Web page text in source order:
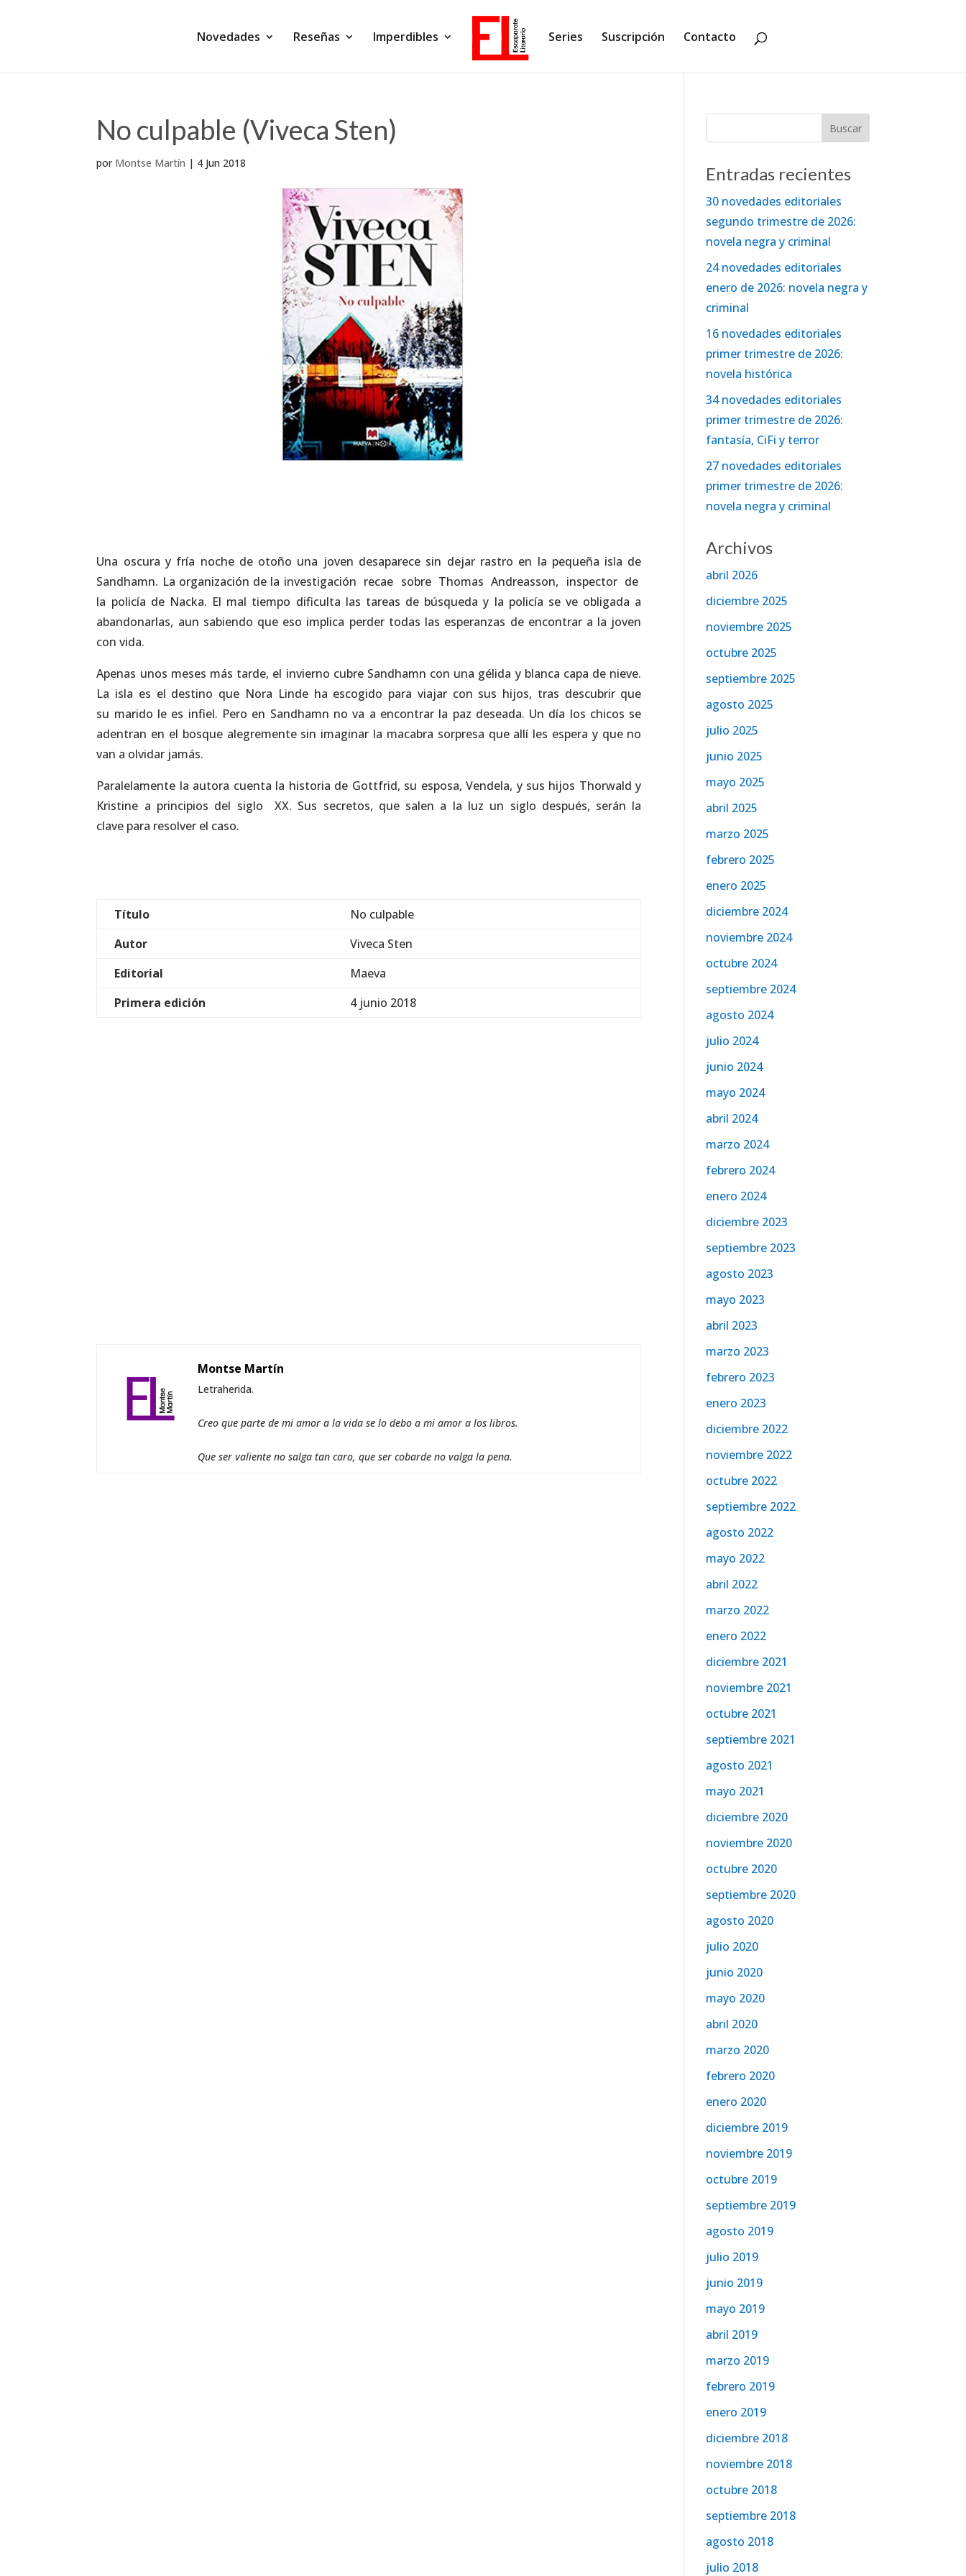
Novedades Reseñas Imperdibles Series Suscripción Contacto
No culpable (Viveca Sten)
por Montse Martín | 4 Jun 2018
Una oscura y fría noche de otoño una joven desaparece sin dejar rastro en la pequeña isla de
Sandhamn. La organización de la investigación recae sobre Thomas Andreasson, inspector de
la policía de Nacka. El mal tiempo dificulta las tareas de búsqueda y la policía se ve obligada a
abandonarlas, aun sabiendo que eso implica perder todas las esperanzas de encontrar a la joven
con vida.
Apenas unos meses más tarde, el invierno cubre Sandhamn con una gélida y blanca capa de nieve.
La isla es el destino que Nora Linde ha escogido para viajar con sus hijos, tras descubrir que
su marido le es infiel. Pero en Sandhamn no va a encontrar la paz deseada. Un día los chicos se
adentran en el bosque alegremente sin imaginar la macabra sorpresa que allí les espera y que no
van a olvidar jamás.
Paralelamente la autora cuenta la historia de Gottfrid, su esposa, Vendela, y sus hijos Thorwald y
Kristine a principios del siglo XX. Sus secretos, que salen a la luz un siglo después, serán la
clave para resolver el caso.
Título
No culpable
Autor
Viveca Sten
Editorial
Maeva
Primera edición
4 junio 2018
Montse Martín
Letraherida.
Creo que parte de mi amor a la vida se lo debo a mi amor a los libros.
Que ser valiente no salga tan caro, que ser cobarde no valga la pena.
Entradas recientes
30 novedades editoriales
segundo trimestre de 2026:
novela negra y criminal
24 novedades editoriales
enero de 2026: novela negra y
criminal
16 novedades editoriales
primer trimestre de 2026:
novela histórica
34 novedades editoriales
primer trimestre de 2026:
fantasía, CiFi y terror
27 novedades editoriales
primer trimestre de 2026:
novela negra y criminal
Archivos
abril 2026
diciembre 2025
noviembre 2025
octubre 2025
septiembre 2025
agosto 2025
julio 2025
junio 2025
mayo 2025
abril 2025
marzo 2025
febrero 2025
enero 2025
diciembre 2024
noviembre 2024
octubre 2024
septiembre 2024
agosto 2024
julio 2024
junio 2024
mayo 2024
abril 2024
marzo 2024
febrero 2024
enero 2024
diciembre 2023
septiembre 2023
agosto 2023
mayo 2023
abril 2023
marzo 2023
febrero 2023
enero 2023
diciembre 2022
noviembre 2022
octubre 2022
septiembre 2022
agosto 2022
mayo 2022
abril 2022
marzo 2022
enero 2022
diciembre 2021
noviembre 2021
octubre 2021
septiembre 2021
agosto 2021
mayo 2021
diciembre 2020
noviembre 2020
octubre 2020
septiembre 2020
agosto 2020
julio 2020
junio 2020
mayo 2020
abril 2020
marzo 2020
febrero 2020
enero 2020
diciembre 2019
noviembre 2019
octubre 2019
septiembre 2019
agosto 2019
julio 2019
junio 2019
mayo 2019
abril 2019
marzo 2019
febrero 2019
enero 2019
diciembre 2018
noviembre 2018
octubre 2018
septiembre 2018
agosto 2018
julio 2018